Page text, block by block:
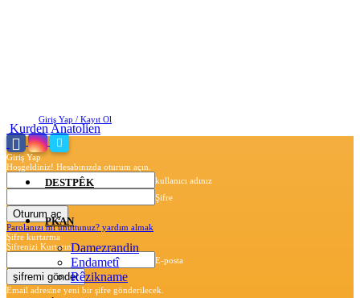
Giriş Yap / Kayıt Ol
Giriş Yap
Hoşgeldiniz! Hesabınızda oturum açın.
kullanıcı adınız
Şifre
Parolanızı mı unuttunuz? yardım almak
Şifre kurtarma
Şifrenizi Kurtarın
E-posta
Email adresine yeni bir şifre gönderilecek.
Kurden Anatolien
DESTPÊK
PKAN
Damezrandin
Endametî
Rêzikname